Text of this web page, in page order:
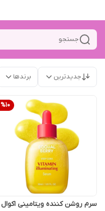
جستجو
جدیدترین برندها
%10
سرم روشن کننده ویتامینی اکوال